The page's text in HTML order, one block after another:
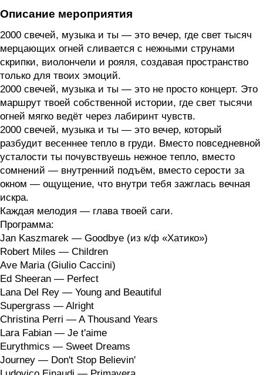
Описание мероприятия
2000 свечей, музыка и ты — это вечер, где свет тысяч
мерцающих огней сливается с нежными струнами
скрипки, виолончели и рояля, создавая пространство
только для твоих эмоций.
2000 свечей, музыка и ты — это не просто концерт. Это
маршрут твоей собственной истории, где свет тысячи
огней мягко ведёт через лабиринт чувств.
2000 свечей, музыка и ты — это вечер, который
разбудит весеннее тепло в груди. Вместо повседневной
усталости ты почувствуешь нежное тепло, вместо
сомнений — внутренний подъём, вместо серости за
окном — ощущение, что внутри тебя зажглась вечная
искра.
Каждая мелодия — глава твоей саги.
Программа:
Jan Kaszmarek — Goodbye (из к/ф «Хатико»)
Robert Miles — Children
Ave Maria (Giulio Caccini)
Ed Sheeran — Perfect
Lana Del Rey — Young and Beautiful
Supergrass — Alright
Christina Perri — A Thousand Years
Lara Fabian — Je t'aime
Eurythmics — Sweet Dreams
Journey — Don't Stop Believin'